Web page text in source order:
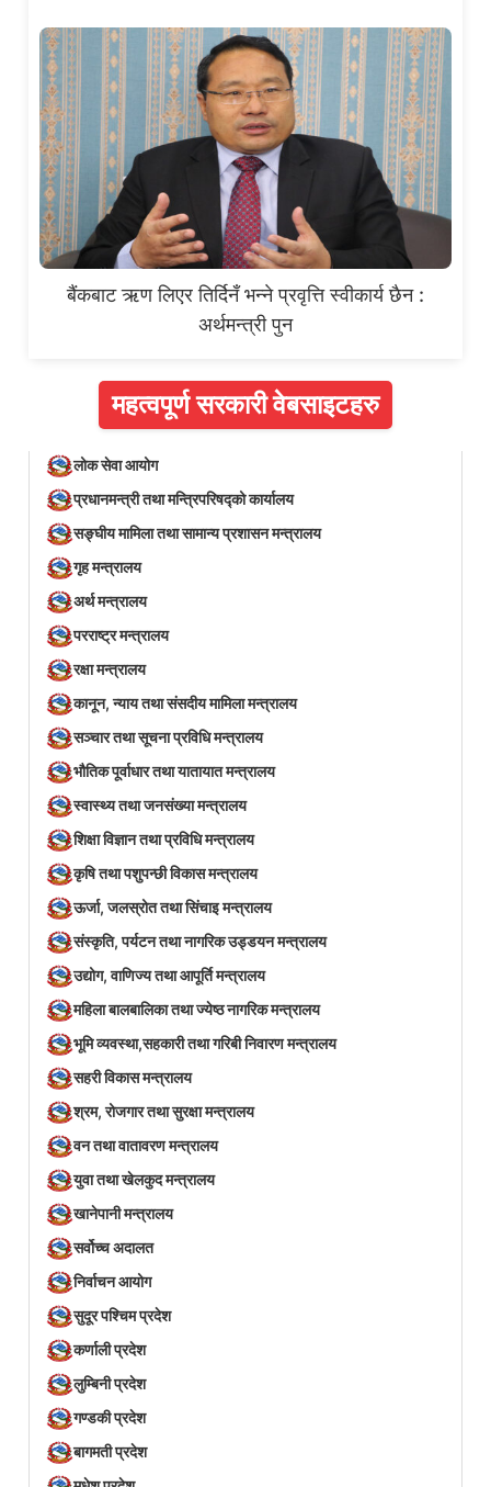
बैंकबाट ऋण लिएर तिर्दिनँ भन्ने प्रवृत्ति स्वीकार्य छैन :
अर्थमन्त्री पुन
महत्वपूर्ण सरकारी वेबसाइटहरु
लोक सेवा आयोग
प्रधानमन्त्री तथा मन्त्रिपरिषद्को कार्यालय
सङ्घीय मामिला तथा सामान्य प्रशासन मन्त्रालय
गृह मन्त्रालय
अर्थ मन्त्रालय
परराष्ट्र मन्त्रालय
रक्षा मन्त्रालय
कानून, न्याय तथा संसदीय मामिला मन्त्रालय
सञ्‍चार तथा सूचना प्रविधि मन्त्रालय
भौतिक पूर्वाधार तथा यातायात मन्त्रालय
स्वास्थ्य तथा जनसंख्या मन्त्रालय
शिक्षा विज्ञान तथा प्रविधि मन्त्रालय
कृषि तथा पशुपन्छी विकास मन्त्रालय
ऊर्जा, जलस्रोत तथा सिंचाइ मन्त्रालय
संस्कृति, पर्यटन तथा नागरिक उड्डयन मन्त्रालय
उद्योग, वाणिज्य तथा आपूर्ति मन्त्रालय
महिला बालबालिका तथा ज्येष्ठ नागरिक मन्त्रालय
भूमि व्यवस्था,सहकारी तथा गरिबी निवारण मन्त्रालय
सहरी विकास मन्त्रालय
श्रम, रोजगार तथा सुरक्षा मन्त्रालय
वन तथा वातावरण मन्त्रालय
युवा तथा खेलकुद मन्त्रालय
खानेपानी मन्त्रालय
सर्वोच्च अदालत
निर्वाचन आयोग
सुदूर पश्चिम प्रदेश
कर्णाली प्रदेश
लुम्बिनी प्रदेश
गण्डकी प्रदेश
बागमती प्रदेश